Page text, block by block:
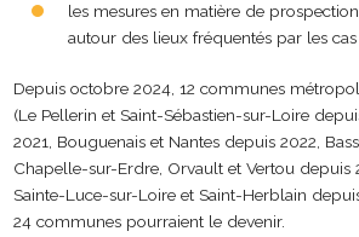
les mesures en matière de
autour des lieux fréquentés par les cas
Depuis octobre 2024, 12 communes
(Le Pellerin et Saint-Sébastien-sur-Loire
2021, Bouguenais et Nantes depuis 2022,
Chapelle-sur-Erdre, Orvault et Vertou depuis
Sainte-Luce-sur-Loire et Saint-Herblain
24 communes pourraient le devenir.